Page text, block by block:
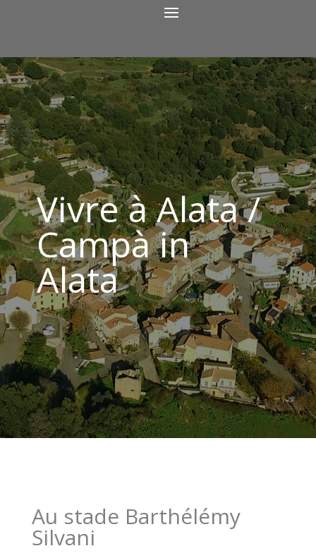
Vivre à Alata /
Campà in
Alata
Au stade Barthélémy
Silvani